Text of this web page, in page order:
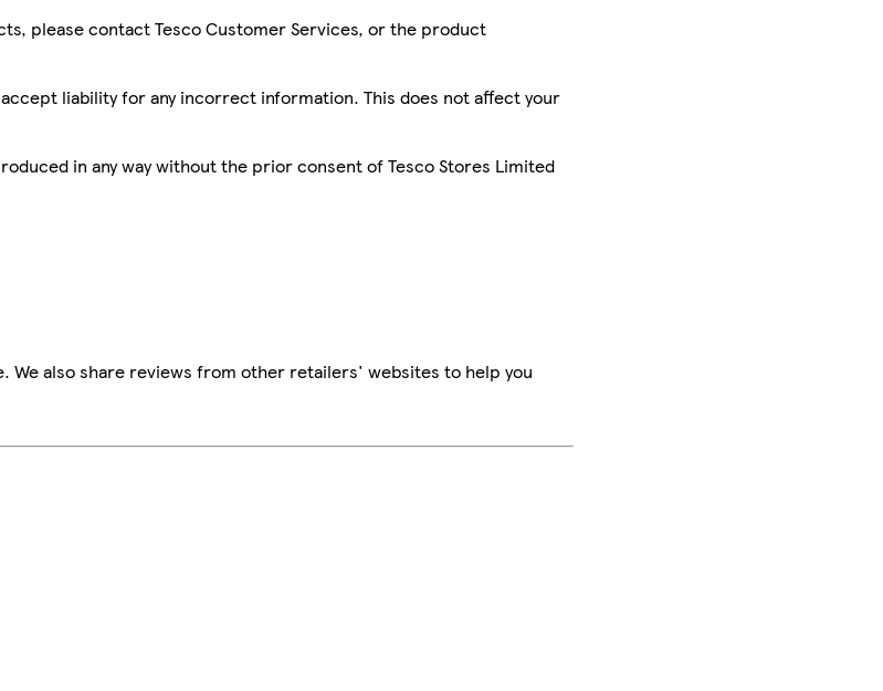
please contact Tesco Customer Services, or the product
liability for any incorrect information. This does not affect your
in any way without the prior consent of Tesco Stores Limited
also share reviews from other retailers' websites to help you